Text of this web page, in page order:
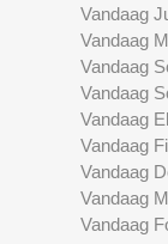
Vandaag
Vandaag
Vandaag
Vandaag
Vandaag
Vandaag
Vandaag
Vandaag
Vandaag